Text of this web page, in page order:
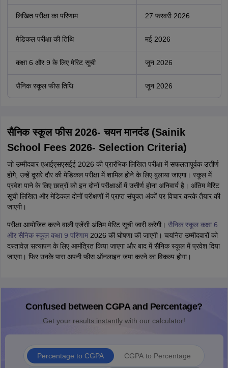
लिखित परीक्षा का परिणाम 27 फरवरी 2026
मेडिकल परीक्षा की तिथि मई 2026
कक्षा 6 और 9 के लिए मेरिट सूची जून 2026
सैनिक स्कूल फीस तिथि जून 2026
सैनिक स्कूल फीस 2026- चयन मानदंड (Sainik
School Fees 2026- Selection Criteria)
जो उम्मीदवार एआईएसएसईई 2026 की प्रारंभिक लिखित परीक्षा में सफलतापूर्वक उत्तीर्ण
होंगे, उन्हें दूसरे दौर की मेडिकल परीक्षा में शामिल होने के लिए बुलाया जाएगा। स्कूल में
प्रवेश पाने के लिए छात्रों को इन दोनों परीक्षाओं में उत्तीर्ण होना अनिवार्य है। अंतिम मेरिट
सूची लिखित और मेडिकल दोनों परीक्षणों में प्राप्त संयुक्त अंकों पर विचार करके तैयार की
जाएगी।
परीक्षा आयोजित करने वाली एजेंसी अंतिम मेरिट सूची जारी करेगी। सैनिक स्कूल कक्षा 6
और सैनिक स्कूल कक्षा 9 परिणाम2026 की घोषणा की जाएगी। चयनित उम्मीदवारों को
दस्तावेज़ सत्यापन के लिए आमंत्रित किया जाएगा और बाद में सैनिक स्कूल में प्रवेश दिया
जाएगा। फिर उनके पास अपनी फीस ऑनलाइन जमा करने का विकल्प होगा।
Confused between CGPA and Percentage?
Get your results instantly with our calculator!
Percentage to CGPA CGPA to Percentage